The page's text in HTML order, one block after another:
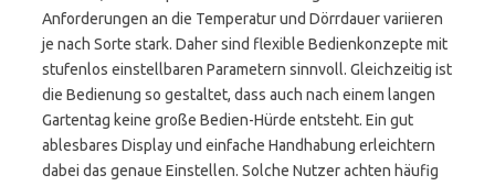
Anforderungen an die Temperatur und Dörrdauer variieren
je nach Sorte stark. Daher sind flexible Bedienkonzepte mit
stufenlos einstellbaren Parametern sinnvoll. Gleichzeitig ist
die Bedienung so gestaltet, dass auch nach einem langen
Gartentag keine große Bedien-Hürde entsteht. Ein gut
ablesbares Display und einfache Handhabung erleichtern
dabei das genaue Einstellen. Solche Nutzer achten häufig